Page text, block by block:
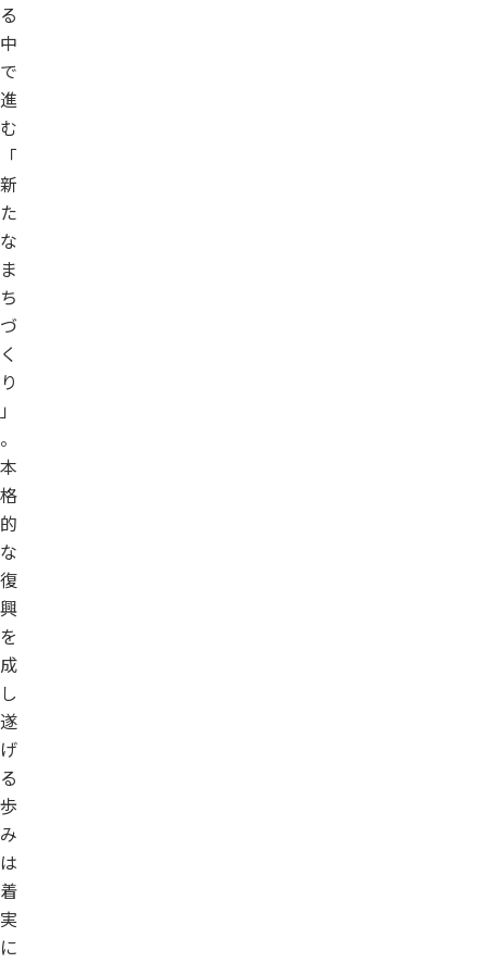
る
中
で
進
む
「
新
た
な
ま
ち
づ
く
り
」
。
本
格
的
な
復
興
を
成
し
遂
げ
る
歩
み
は
着
実
に